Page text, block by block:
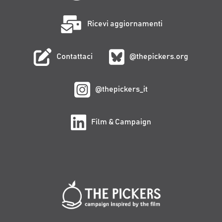
Ricevi aggiornamenti
Contattaci @thepickers.org
@thepickers_it
Film & Campaign